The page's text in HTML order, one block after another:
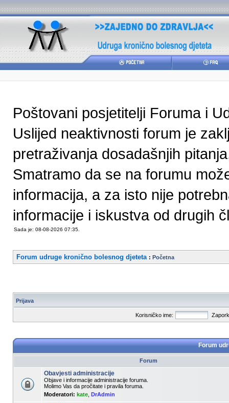
Poštovani posjetitelji Foruma i
Uslijed neaktivnosti forum je
pretraživanja dosadašnjih
Smatramo da se na forumu
informacija, a za isto nije
informacije i iskustva od drugih
Sada je: 08-08-2026 07:35.
Forum udruge kronično bolesnog djeteta : Početna
Prijava
Korisničko ime:
Forum
Forum
Obavjesti administracije
Objave i informacije administracije foruma.
Molimo Vas da pročitate i pravila foruma.
Moderatori: kate DrAdmin